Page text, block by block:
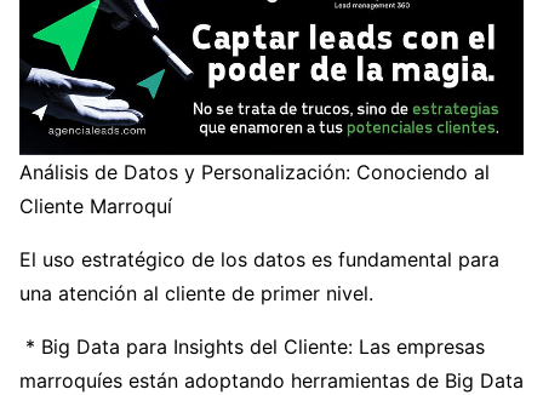
Análisis de Datos y Personalización: Conociendo al
Cliente Marroquí
El uso estratégico de los datos es fundamental para
una atención al cliente de primer nivel.
* Big Data para Insights del Cliente: Las empresas
marroquíes están adoptando herramientas de Big Data